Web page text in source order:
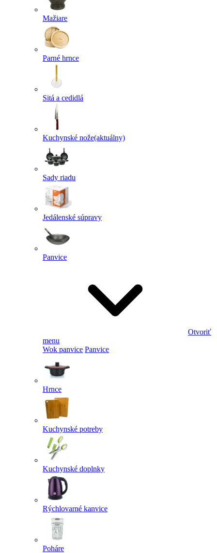
Mažiare
Parné hrnce
Sitá a cedidlá
Kuchynské nože(aktuálny)
Sady riadu
Jedálenské súpravy
Panvice
Otvoriť
menu
Wok panvice Panvice
Hrnce
Kuchynské potreby
Kuchynské doplnky
Rýchlovarné kanvice
Poháre